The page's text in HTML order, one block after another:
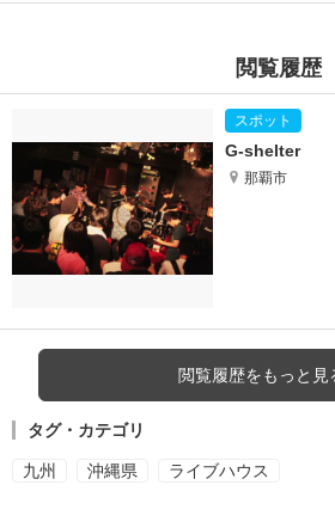
閲覧履歴
G-shelter
那覇市
閲覧履歴をもっと見
タグ・カテゴリ
九州 沖縄県 ライブハウス